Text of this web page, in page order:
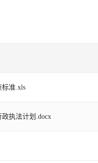
标准.xls
执法计划.docx